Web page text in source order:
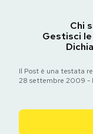
Chi
Gestisci
Il Post è una testata
28 settembre 2009 -